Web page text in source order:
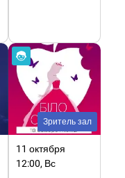
Зритель зал
11 октября
12:00, Вс